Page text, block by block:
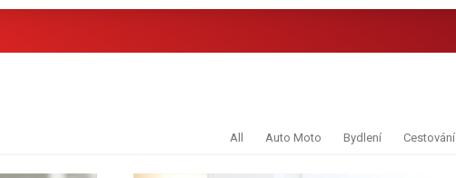
All Auto Moto Bydlení Cestování